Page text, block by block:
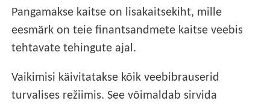
Pangamakse kaitse on lisakaitsekiht, mille
eesmärk on teie finantsandmete kaitse veebis
tehtavate tehingute ajal.
Vaikimisi käivitatakse kõik veebibrauserid
turvalises režiimis. See võimaldab sirvida